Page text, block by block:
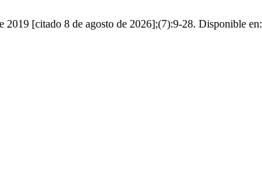
[citado 8 de agosto de 2026];(7):9-28. Disponible en: